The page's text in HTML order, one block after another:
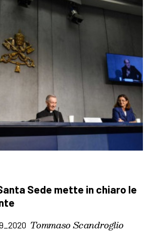
Sede mette in chiaro le
Tommaso Scandroglio